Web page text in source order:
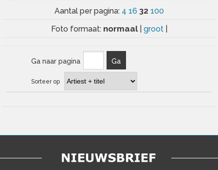
Aantal per pagina: 4 16 32 100
Foto formaat: normaal groot
Ga naar pagina Ga
Sorteer op